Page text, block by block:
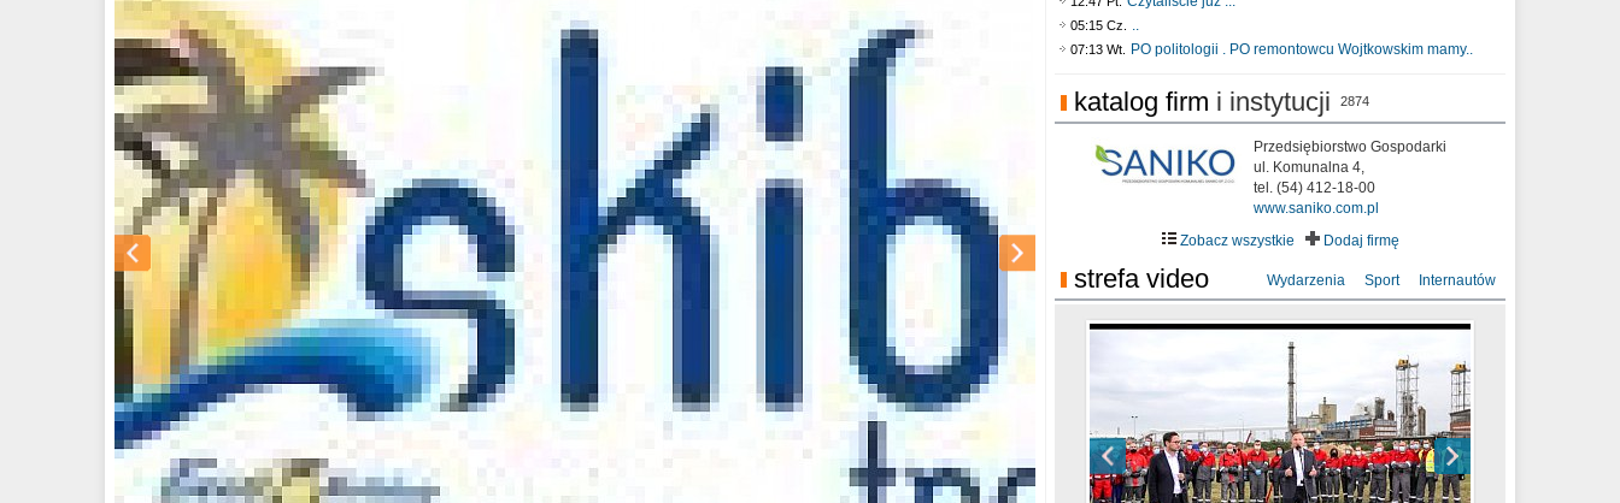
05:15 Cz. ..
07:13 Wt. PO politologii . PO remontowcu Wojtkowskim mamy..
katalog firm i instytucji 2874
Przedsiębiorstwo Gospodarki
ul. Komunalna 4,
tel. (54) 412-18-00
www.saniko.com.pl
Zobacz wszystkie
Dodaj firmę
strefa video Wydarzenia Sport Internautów
Ni To Ponk - W oczach mamy strach
sixf33t .Last Year DRONE FOOTAGE
Włocławek
XXIII Sesja Rady Miasta Włocławek VIII
kadencji w dniu 09.06.2020 r.